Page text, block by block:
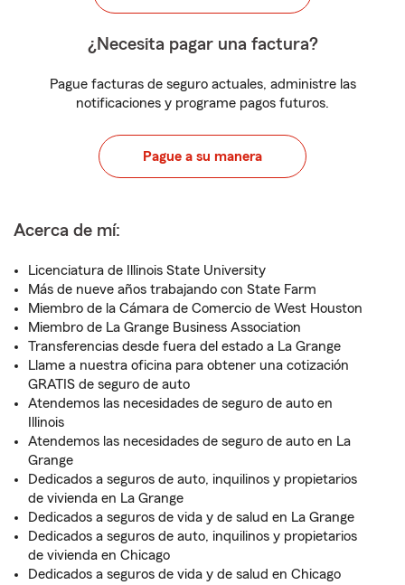
¿Necesita pagar una factura?
Pague facturas de seguro actuales, administre las
notificaciones y programe pagos futuros.
Pague a su manera
Acerca de mí:
Licenciatura de Illinois State University
Más de nueve años trabajando con State Farm
Miembro de la Cámara de Comercio de West Houston
Miembro de La Grange Business Association
Transferencias desde fuera del estado a La Grange
Llame a nuestra oficina para obtener una cotización
GRATIS de seguro de auto
Atendemos las necesidades de seguro de auto en
Illinois
Atendemos las necesidades de seguro de auto en La
Grange
Dedicados a seguros de auto, inquilinos y propietarios
de vivienda en La Grange
Dedicados a seguros de vida y de salud en La Grange
Dedicados a seguros de auto, inquilinos y propietarios
de vivienda en Chicago
Dedicados a seguros de vida y de salud en Chicago